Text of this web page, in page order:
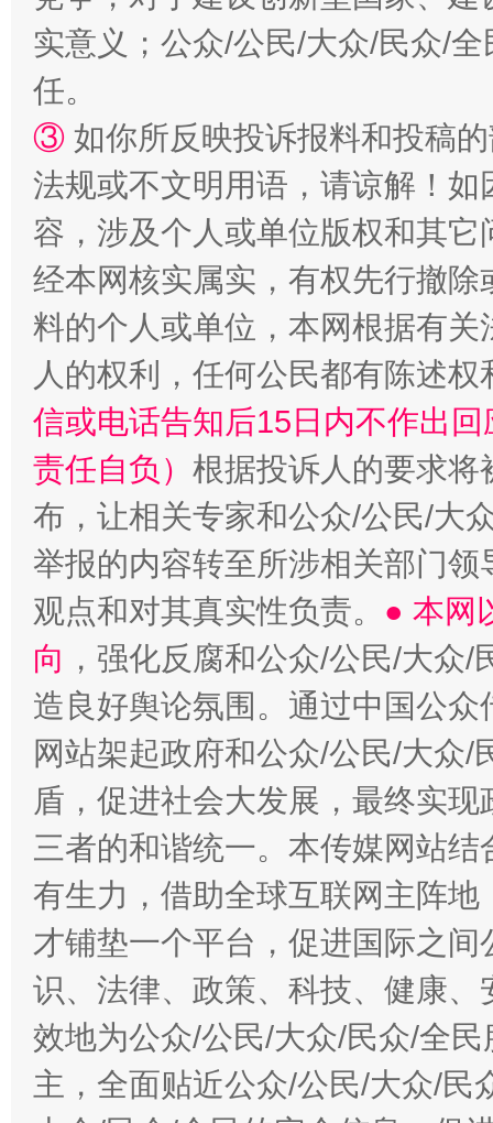
“蜀中异人”王建安的艺术幻境
实意义；公众/公民/大众/民众/
任。
③ 如你所反映投诉报料和投稿
法规或不文明用语，请谅解！
容，涉及个人或单位版权和其它
经本网核实属实，有权先行撤
料的个人或单位，本网根据有
人的权利，任何公民都有陈述
信或电话告知后15日内不作出
责任自负） 根据投诉人的要求将
布，让相关专家和公众/公民/大
举报的内容转至所涉相关部门
观点和对其真实性负责。 ● 本网
向 ，强化反腐和公众/公民/大众
造良好舆论氛围。通过中国公
网站架起政府和公众/公民/大众
盾，促进社会大发展，最终实
三者的和谐统一。本传媒网站
有生力，借助全球互联网主阵
才铺垫一个平台，促进国际之
识、法律、政策、科技、健康
效地为公众/公民/大众/民众/全
主，全面贴近公众/公民/大众/民